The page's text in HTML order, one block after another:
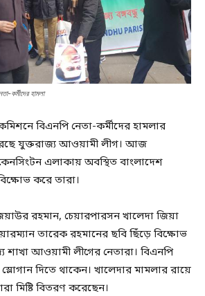
কর্মীদের হামলা
বিএনপি নেতা-কর্মীদের হামলার
যুক্তরাজ্য আওয়ামী লীগ। আজ
এলাকায় অবস্থিত বাংলাদেশ
করে তারা।
রহমান, চেয়ারপারসন খালেদা জিয়া
তারেক রহমানের ছবি ছিঁড়ে বিক্ষোভ
শাখা আওয়ামী লীগের নেতারা। বিএনপি
স্লোগান দিতে থাকেন। খালেদার মামলার রায়ে
মিষ্টি বিতরণ করেছেন।